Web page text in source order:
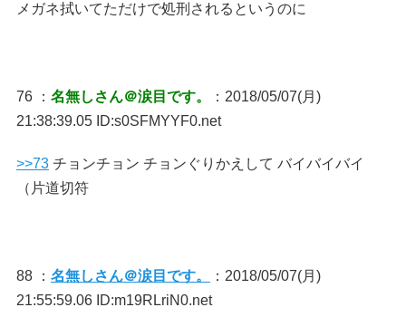
メガネ拭いてただけで処刑されるというのに
76 ： 名無しさん＠涙目です。
：2018/05/07(月)
21:38:39.05 ID:s0SFMYYF0.net
>>73チョンチョン チョンぐりかえして バイバイバイ
（片道切符
88 ： 名無しさん＠涙目です。
：2018/05/07(月)
21:55:59.06 ID:m19RLriN0.net